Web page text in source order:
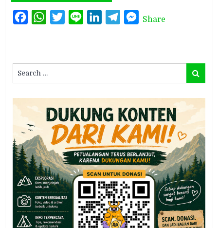
FacebookWhatsAppTwitterLine LinkedInTelegramMessenger
Share
for:
Search